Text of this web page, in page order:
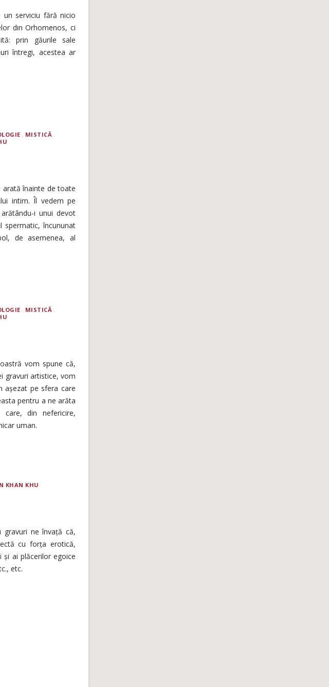
un serviciu fără nicio
din Orhomenos, ci
prin găurile sale
întregi, acestea ar
MISTICĂ
arată înainte de toate
intim. Îl vedem pe
i unui devot
spermatic, încununat
de asemenea, al
MISTICĂ
vom spune că,
gravuri artistice, vom
așezat pe sfera care
pentru a ne arăta
din nefericire,
uman.
KHAN KHU
gravuri ne învață că,
cu forța erotică,
și ai plăcerilor egoice
etc.